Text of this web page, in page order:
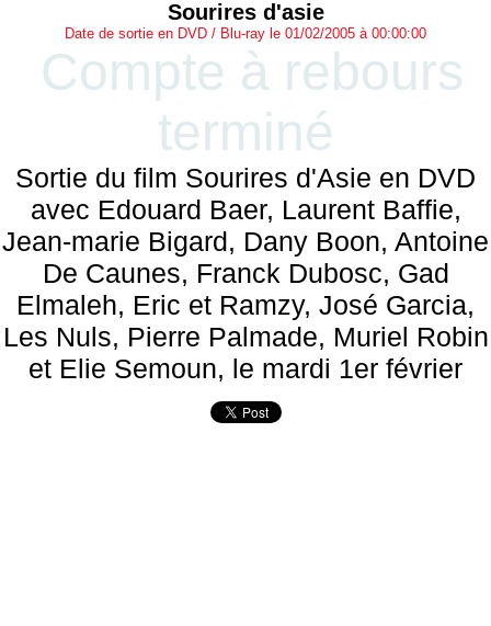
Sourires d'asie
Date de sortie en DVD / Blu-ray le 01/02/2005 à 00:00:00
Compte à rebours
terminé
Sortie du film Sourires d'Asie en DVD
avec Edouard Baer, Laurent Baffie,
Jean-marie Bigard, Dany Boon, Antoine
De Caunes, Franck Dubosc, Gad
Elmaleh, Eric et Ramzy, José Garcia,
Les Nuls, Pierre Palmade, Muriel Robin
et Elie Semoun, le mardi 1er février